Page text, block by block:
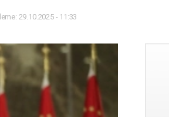
29.10.2025 - 11:33